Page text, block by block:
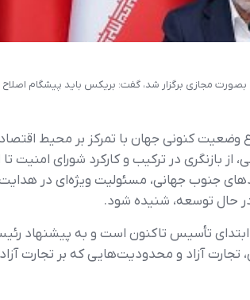
مجازی برگزار شد، گفت: بریکس باید پیشگام اصلاح
کنونی جهان با تمرکز بر محیط
از بازنگری در ترکیب و کارکرد شورای امنیت
جنوب جهانی، مسئولیت ویژه‌ای در
حال توسعه، شنیده شود.
تأسیس تاکنون است و به پیشنهاد
تجارت آزاد و محدودیت‌هایی که بر تجارت